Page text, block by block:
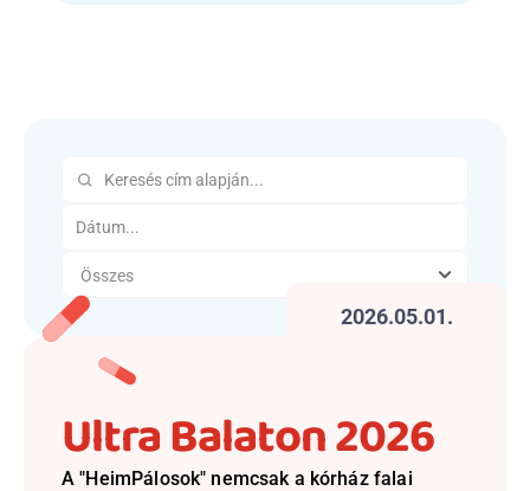
2026.05.01.
Ultra Balaton 2026
A "HeimPálosok" nemcsak a kórház falai